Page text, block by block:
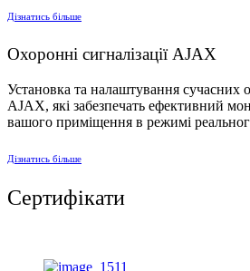
Дiзнатись бiльше
Охоронні сигналізації AJAX
Установка та налаштування сучасних
AJAX, які забезпечать ефективний
вашого приміщення в режимі
Дiзнатись бiльше
Сертифікати